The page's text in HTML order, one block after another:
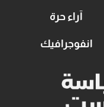
آراء حرة
انفوجرافيك